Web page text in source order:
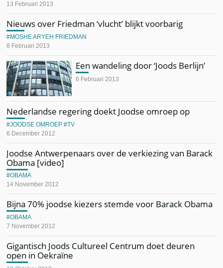
13 Februari 2013
Nieuws over Friedman ‘vlucht’ blijkt voorbarig
8 Februari 2013
MOSHE ARYEH FRIEDMAN
Een wandeling door ‘Joods Berlijn’
6 Februari 2013
Nederlandse regering doekt Joodse omroep op
6 December 2012
JOODSE OMROEP TV
Joodse Antwerpenaars over de verkiezing van Barack
Obama [video]
14 November 2012
OBAMA
Bijna 70% joodse kiezers stemde voor Barack Obama
7 November 2012
OBAMA
Gigantisch Joods Cultureel Centrum doet deuren
open in Oekraïne